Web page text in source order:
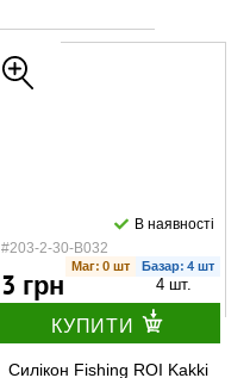
#203-2-30-B032
В наявності
Маг: 0 шт Базар: 4 шт
3 грн 4 шт.
КУПИТИ
Силікон Fishing ROI Kakki